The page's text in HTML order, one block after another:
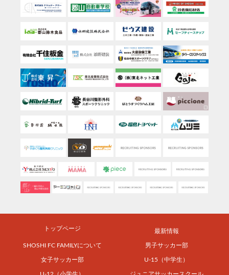
トップページ 最新情報
SHOSHI FC FAMILYについて 男子サッカー部
女子サッカー部 U-15（中学生）